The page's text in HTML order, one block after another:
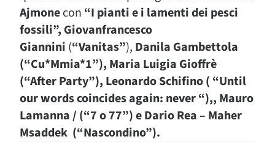
Ajmonecon “I pianti e i lamenti dei pesci
fossili”, Giovanfrancesco
Giannini (“Vanitas”), Danila Gambettola
(“Cu*Mmia*1”), Maria Luigia Gioffrè
(“After Party”), Leonardo Schifino ( “Until
our words coincides again: never “),, Mauro
Lamanna / (“7 o 77”) e Dario Rea – Maher
Msaddek (“Nascondino”).